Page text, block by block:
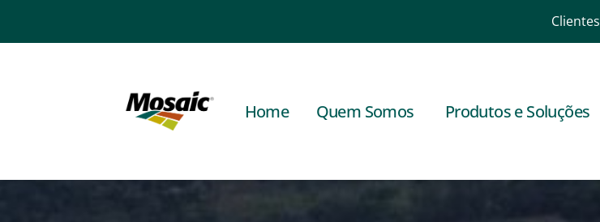
Home Quem Somos Produtos e Soluções
Clientes